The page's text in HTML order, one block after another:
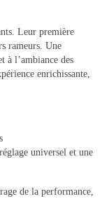
Leur première
rameurs. Une
à l’ambiance des
enrichissante,
universel et une
de la performance,